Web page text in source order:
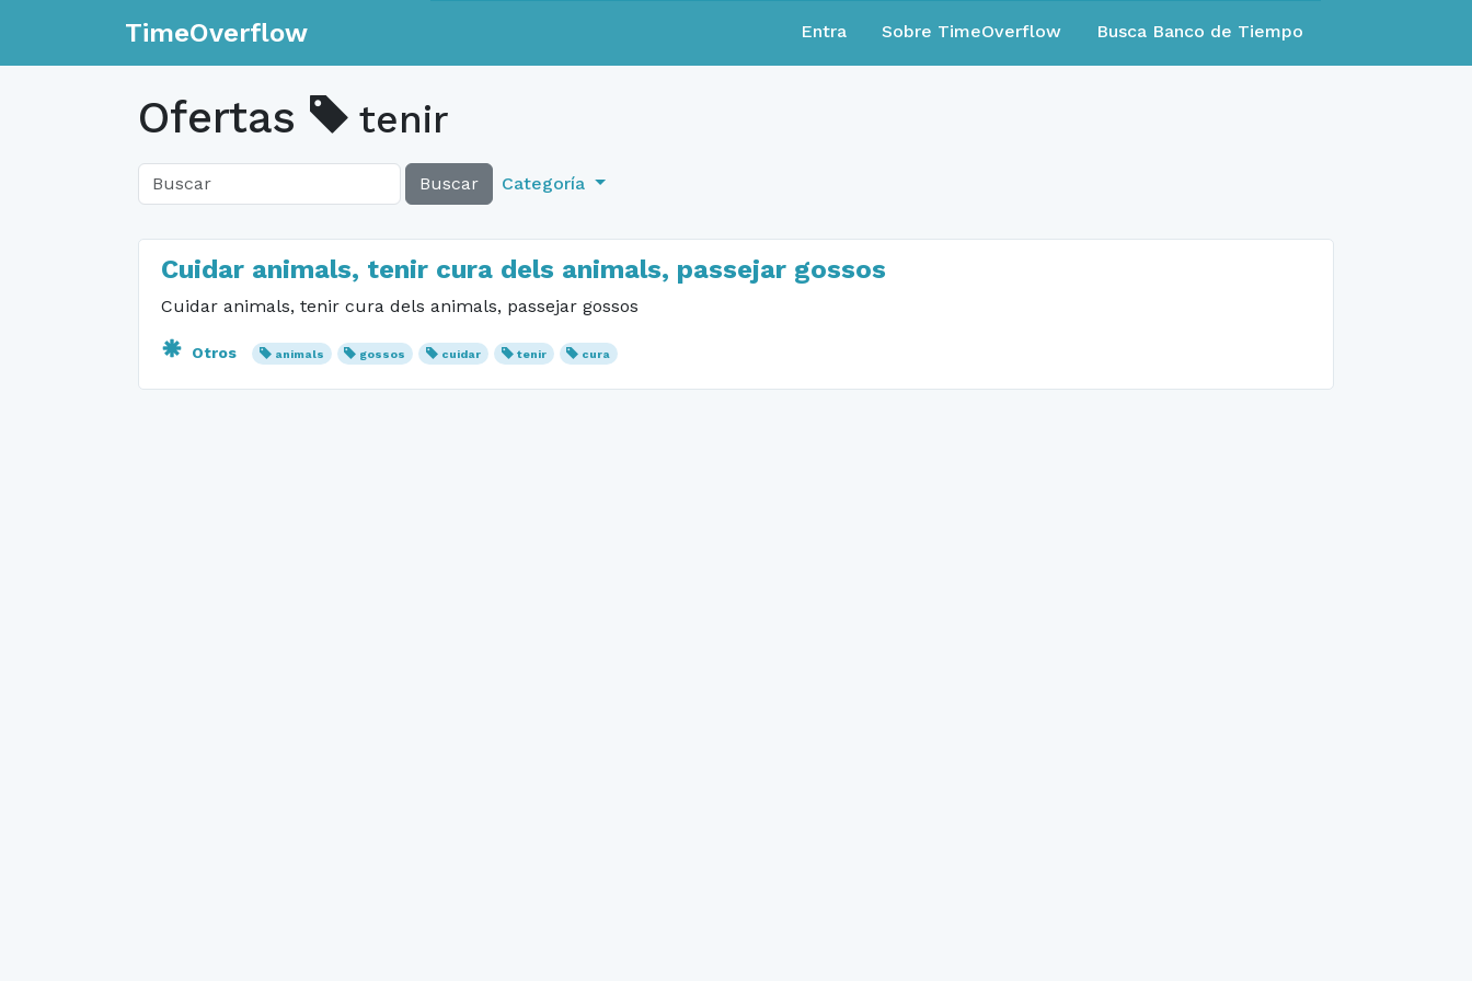
TimeOverflow Entra Sobre TimeOverflow Busca Banco de Tiempo
Ofertas tenir
Buscar Categoría
Cuidar animals, tenir cura dels animals, passejar gossos
Cuidar animals, tenir cura dels animals, passejar gossos
Otros animals gossos cuidar tenir cura